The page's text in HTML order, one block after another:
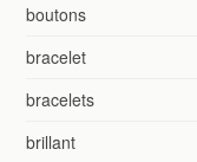
boutons
bracelet
bracelets
brillant